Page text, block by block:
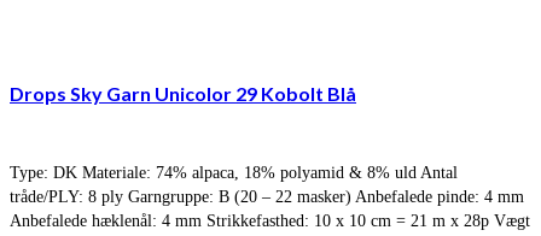
Drops Sky Garn Unicolor 29 Kobolt Blå
Type: DK Materiale: 74% alpaca, 18% polyamid & 8% uld Antal
tråde/PLY: 8 ply Garngruppe: B (20 – 22 masker) Anbefalede pinde: 4 mm
Anbefalede hæklenål: 4 mm Strikkefasthed: 10 x 10 cm = 21 m x 28p Vægt